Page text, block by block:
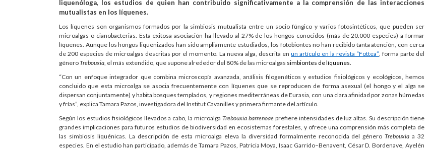
liquenóloga, los estudios de quien han contribuido significativamente a la comprensión de las interacciones
mutualistas en los líquenes.
Los líquenes son organismos formados por la simbiosis mutualista entre un socio fúngico y varios fotosintéticos, que pueden ser
microalgas o cianobacterias. Esta exitosa asociación ha llevado al 27% de los hongos conocidos (más de 20.000 especies) a formar
líquenes. Aunque los hongos liquenizados han sido ampliamente estudiados, los fotobiontes no han recibido tanta atención, con cerca
de 200 especies de microalgas descritas por el momento. La nueva alga, descrita en un artículo en la revista “Fottea”, forma parte del
géneroTrebouxia, el más extendido, que supone alrededor del 80% de las microalgas simbiontes de líquenes.
“Con un enfoque integrador que combina microscopía avanzada, análisis filogenéticos y estudios fisiológicos y ecológicos, hemos
concluido que esta microalga se asocia frecuentemente con líquenes que se reproducen de forma asexual (el hongo y el alga se
dispersan conjuntamente) y habita bosques templados, y regiones mediterráneas de Eurasia, con una clara afinidad por zonas húmedas
y frías”, explica Tamara Pazos, investigadora del Institut Cavanilles y primera firmante del artículo.
Según los estudios fisiológicos llevados a cabo, la microalga Trebouxia barrenoaeprefiere intensidades de luz altas. Su descripción tiene
grandes implicaciones para futuros estudios de biodiversidad en ecosistemas forestales, y ofrece una comprensión más completa de
las simbiosis liquénicas. La descripción de esta microalga eleva la diversidad formalmente reconocida del géneroTrebouxia a 32
especies. En el estudio han participado, además de Tamara Pazos, Patricia Moya, Isaac Garrido–Benavent, César D. Bordenave, Ayelén